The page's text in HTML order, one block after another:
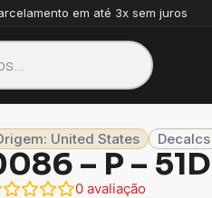
em até 3x sem juros
United States
– P –
0 avaliação